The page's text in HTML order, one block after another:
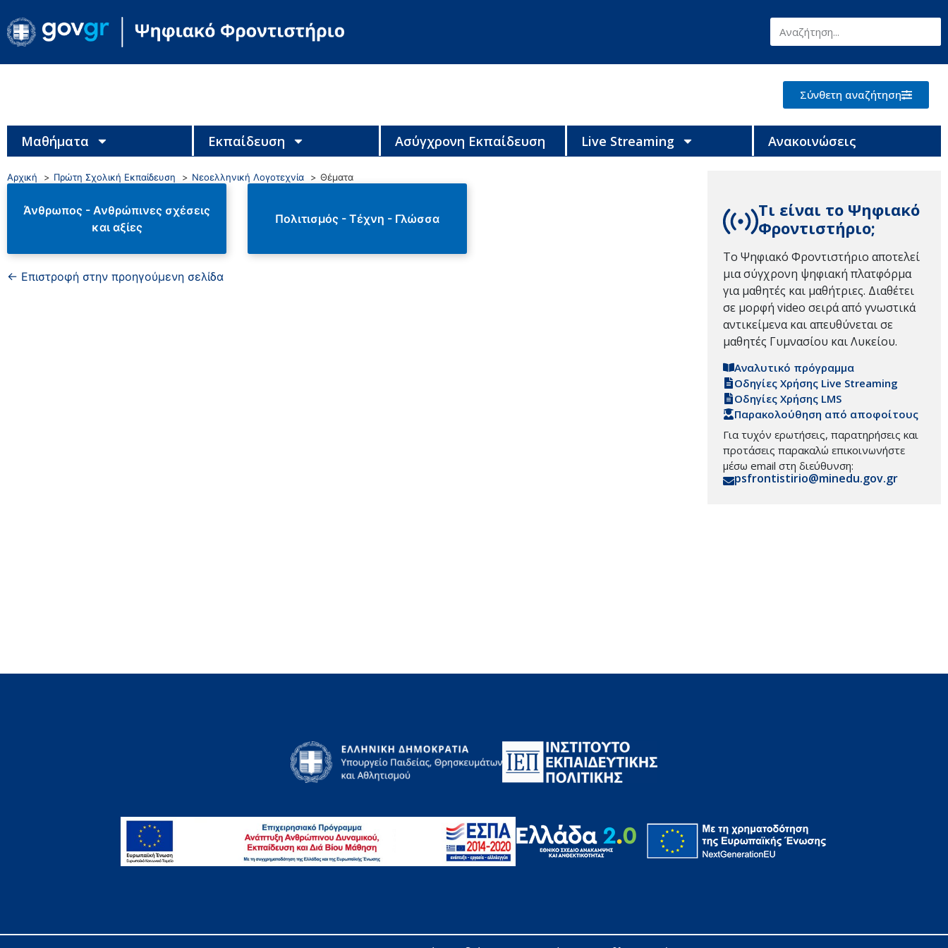
Σύνθετη αναζήτηση
Μαθήματα Εκπαίδευση Ασύγχρονη Εκπαίδευση Live Streaming Ανακοινώσεις
Αρχική Πρώτη Σχολική Εκπαίδευση Νεοελληνική Λογοτεχνία Θέματα
Άνθρωπος - Ανθρώπινες σχέσεις
και αξίες
Πολιτισμός - Τέχνη - Γλώσσα
← Επιστροφή στην προηγούμενη σελίδα
Τι είναι το Ψηφιακό
Φροντιστήριο;
Το Ψηφιακό Φροντιστήριο αποτελεί
μια σύγχρονη ψηφιακή πλατφόρμα
για μαθητές και μαθήτριες. Διαθέτει
σε μορφή video σειρά από γνωστικά
αντικείμενα και απευθύνεται σε
μαθητές Γυμνασίου και Λυκείου.
Αναλυτικό πρόγραμμα
Οδηγίες Χρήσης Live Streaming
Οδηγίες Χρήσης LMS
Παρακολούθηση από αποφοίτους
Για τυχόν ερωτήσεις, παρατηρήσεις και
προτάσεις παρακαλώ επικοινωνήστε
μέσω email στη διεύθυνση:
psfrontistirio@minedu.gov.gr